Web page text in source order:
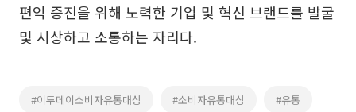
편익 증진을 위해 노력한 기업 및 혁신 브랜드를 발굴
및 시상하고 소통하는 자리다.
#이투데이소비자유통대상 #소비자유통대상 #유통